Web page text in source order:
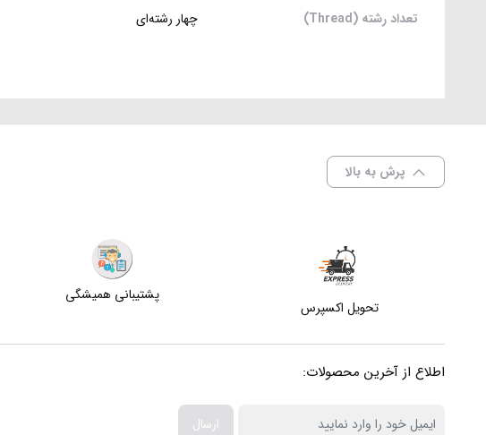
تعداد رشته (Thread) چهار رشته‌ای
پرش به بالا
تحویل اکسپرس
پشتیبانی همیشگی
اطلاع از آخرین محصولات:
ارسال